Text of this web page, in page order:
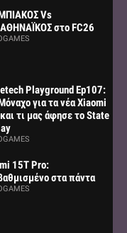
Vs
στο FC26
Playground Ep107:
για τα νέα Xiaomi
τι μας άφησε το State
15T Pro:
στα πάντα